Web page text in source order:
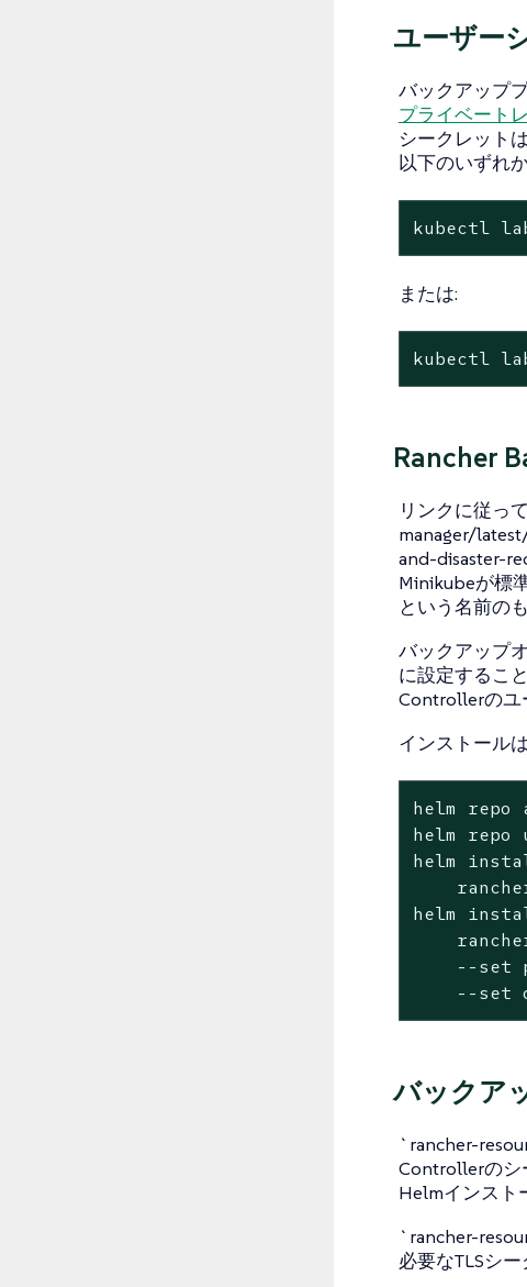
ユーザー
バックアップ
プライベート
シークレット
以下のいずれ
kubectl
または:
kubectl
Rancher
リンクに従っ
manager/
and-disaster-
Minikubeが標
という名前の
バックアップ
に設定するこ
Controllerのユ
インストール
helm
helm repo
helm
helm
--set
--set
バックア
`rancher-
Controllerのシ
Helmインスト
`rancher-
必要なTLSシ